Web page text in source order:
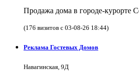
Продажа дома в городе-курорте
(176 визитов с 03-08-26 18:44)
Реклама Гостевых Домов
Навагинская, 9Д